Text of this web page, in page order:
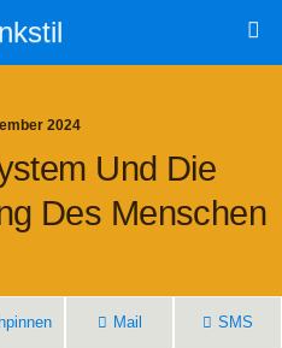
2024
Und Die
Des Menschen
Mail SMS